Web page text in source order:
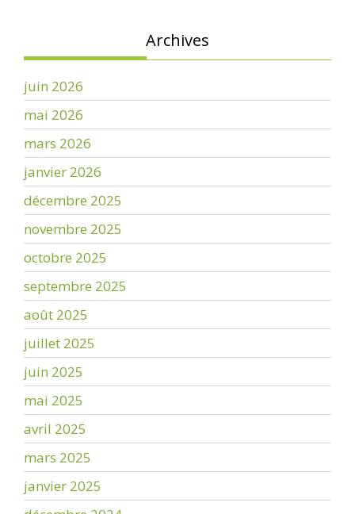
Archives
juin 2026
mai 2026
mars 2026
janvier 2026
décembre 2025
novembre 2025
octobre 2025
septembre 2025
août 2025
juillet 2025
juin 2025
mai 2025
avril 2025
mars 2025
janvier 2025